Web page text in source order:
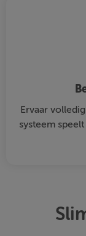
Ervaar
systeem